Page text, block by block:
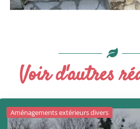
Voir d'autres
Aménagements extérieurs divers